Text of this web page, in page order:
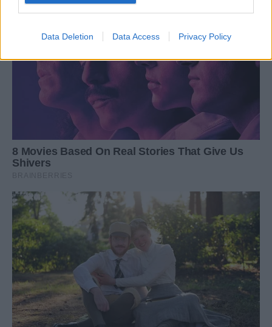
Data Deletion Data Access Privacy Policy